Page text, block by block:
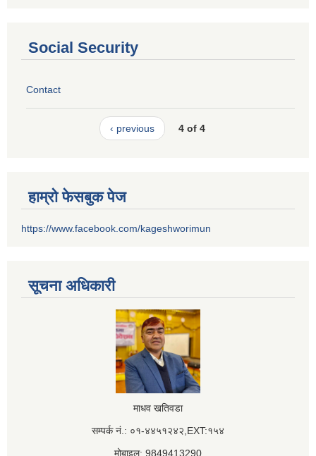
Social Security
Contact
‹ previous 4 of 4
हाम्रो फेसबुक पेज
https://www.facebook.com/kageshworimun
सूचना अधिकारी
माधव खतिवडा
सम्पर्क नं.: ०१-४४५१२४२,EXT:१५४
मोबाइल: 9849413290